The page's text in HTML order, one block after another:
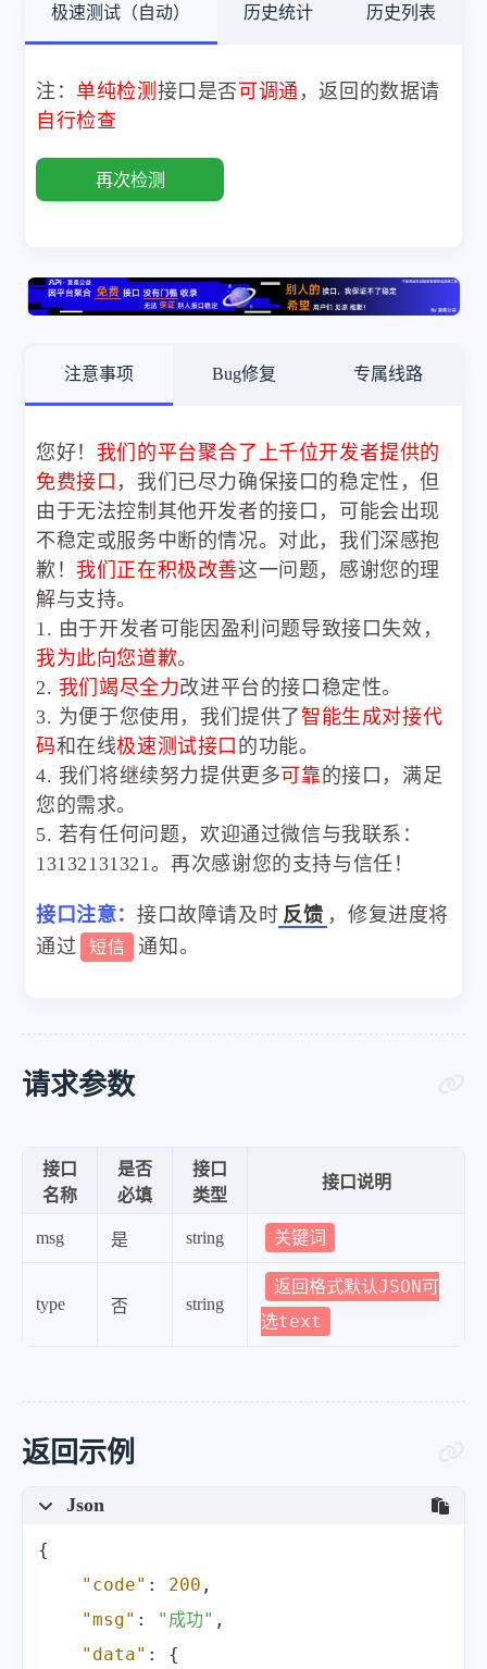
极速测试（自动） 历史统计 历史列表
注： 单纯检测 接口是否 可调通 ，返回的数据请
自行检查
再次检测
注意事项 Bug修复 专属线路
您好！ 我们的平台聚合了上千位开发者提供的
免费接口 ，我们已尽力确保接口的稳定性，但
由于无法控制其他开发者的接口，可能会出现
不稳定或服务中断的情况。对此，我们深感抱
歉！ 我们正在积极改善这一问题，感谢您的理
解与支持。
1. 由于开发者可能因盈利问题导致接口失效，
我为此向您道歉。
2. 我们竭尽全力改进平台的接口稳定性。
3. 为便于您使用，我们提供了智能生成对接代
码和在线极速测试接口 的功能。
4. 我们将继续努力提供更多可靠的接口，满足
您的需求。
5. 若有任何问题，欢迎通过微信与我联系：
13132131321。再次感谢您的支持与信任！
接口注意： 接口故障请及时 反馈 ，修复进度将
通过
短信 通知。
请求参数
接口
名称
是否
必填
接口
类型
接口说明
msg 是 string 关键词
type 否 string
返回格式默认JSON可
选text
返回示例
Json
{
"code" : 200 ,
"msg" : "成功" ,
"data" : {